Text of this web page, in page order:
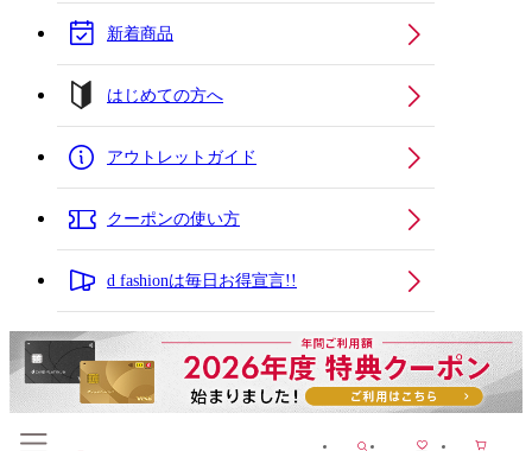
新着商品
はじめての方へ
アウトレットガイド
クーポンの使い方
d fashionは毎日お得宣言!!